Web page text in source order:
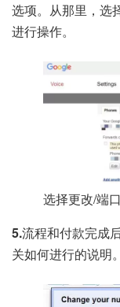
选项。从那里，选
进行操作。
选择更改/端
5.流程和付款完成
关如何进行的说明。